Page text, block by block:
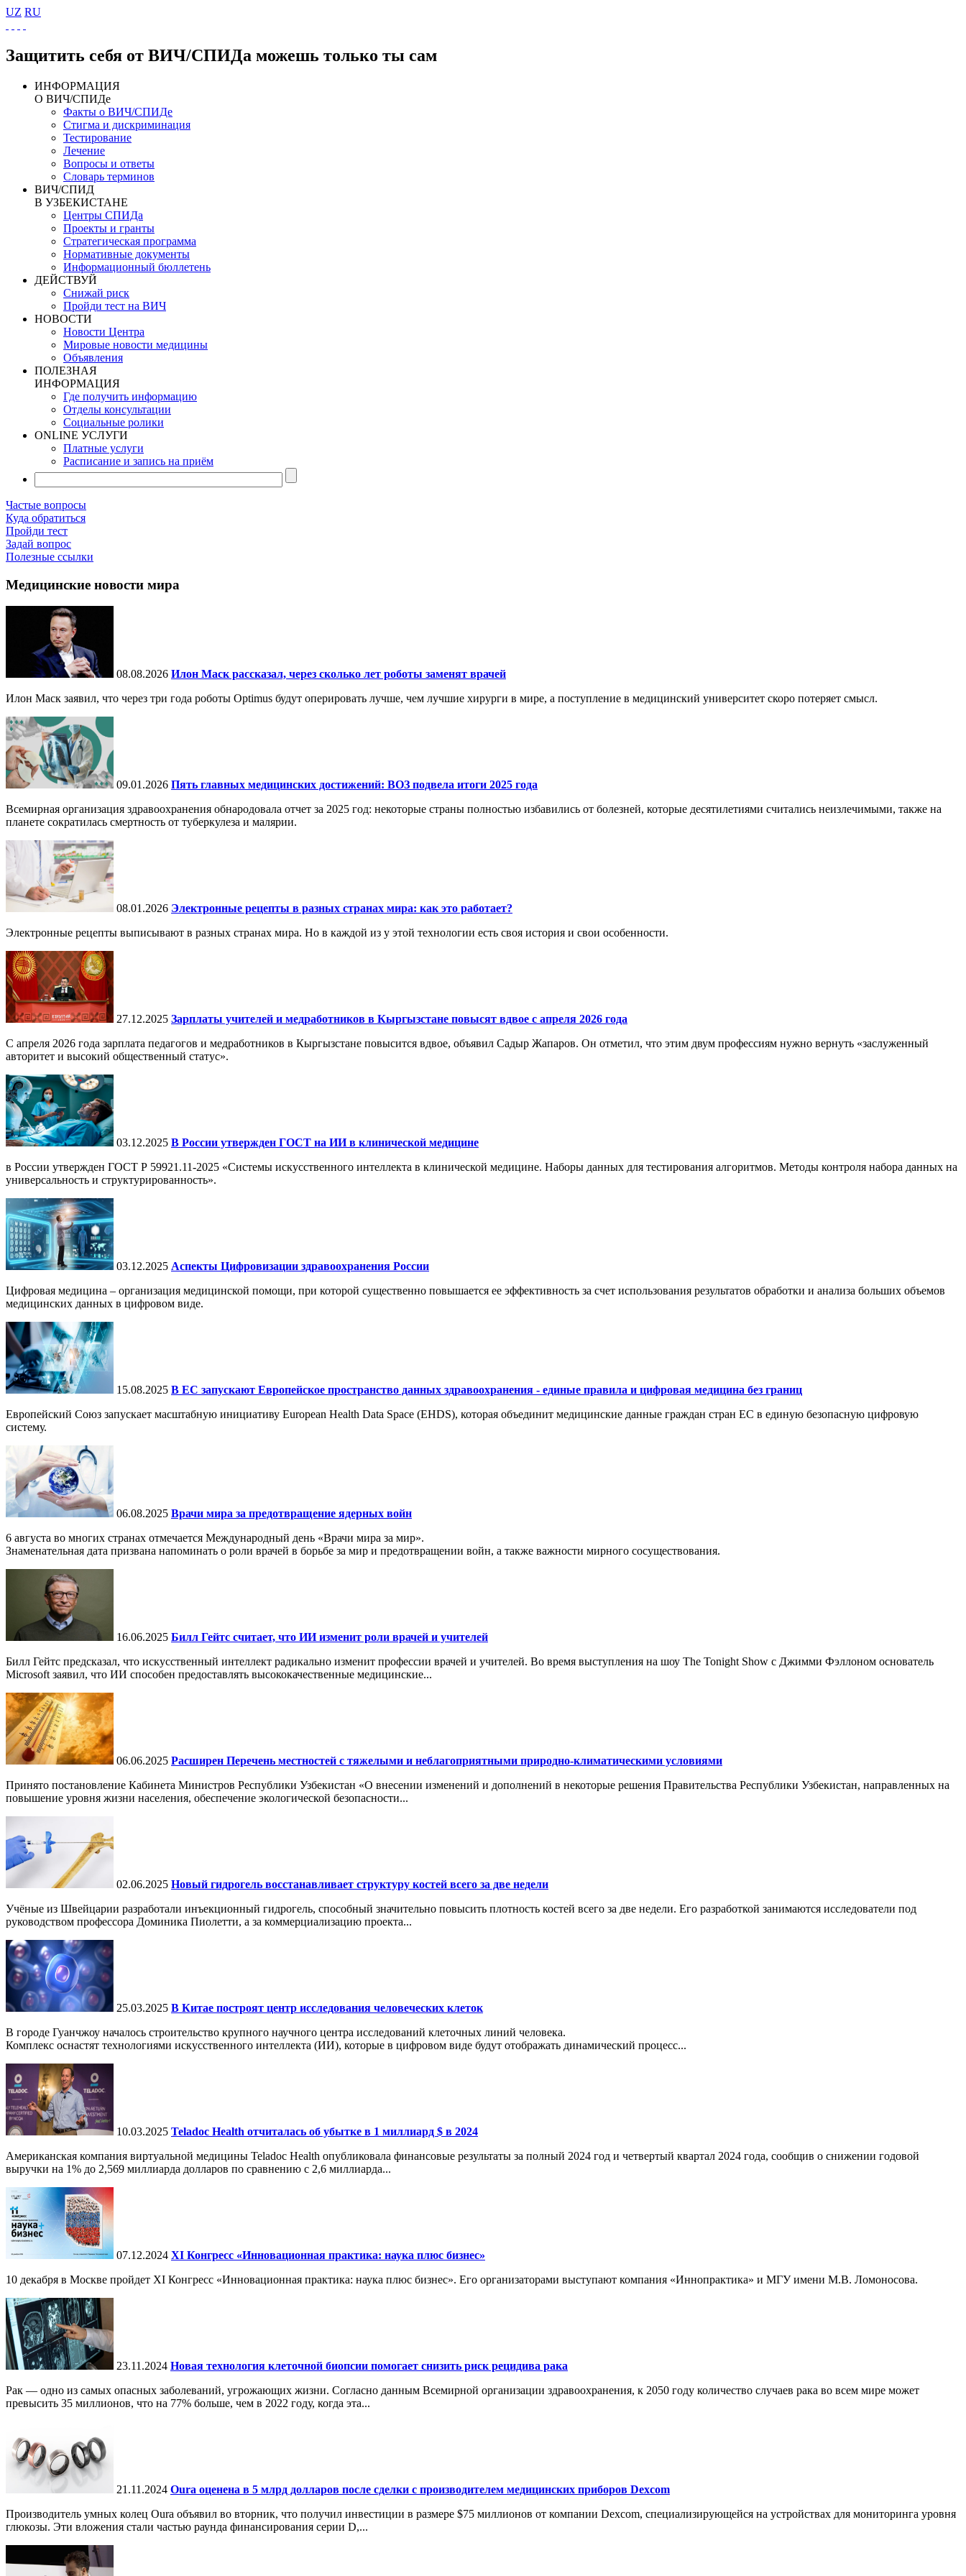
UZ RU
Защитить себя от ВИЧ/СПИДа можешь только ты сам
ИНФОРМАЦИЯ
О ВИЧ/СПИДе
Факты о ВИЧ/СПИДе
Стигма и дискриминация
Тестирование
Лечение
Вопросы и ответы
Словарь терминов
ВИЧ/СПИД
В УЗБЕКИСТАНЕ
Центры СПИДа
Проекты и гранты
Стратегическая программа
Нормативные документы
Информационный бюллетень
ДЕЙСТВУЙ
Снижай риск
Пройди тест на ВИЧ
НОВОСТИ
Новости Центра
Мировые новости медицины
Объявления
ПОЛЕЗНАЯ
ИНФОРМАЦИЯ
Где получить информацию
Отделы консультации
Социальные ролики
ONLINE УСЛУГИ
Платные услуги
Расписание и запись на приём
Частые вопросы
Куда обратиться
Пройди тест
Задай вопрос
Полезные ссылки
Медицинские новости мира
08.08.2026 Илон Маск рассказал, через сколько лет роботы заменят врачей
Илон Маск заявил, что через три года роботы Optimus будут оперировать лучше, чем лучшие хирурги в мире, а поступление в медицинский университет скоро потеряет смысл.
09.01.2026 Пять главных медицинских достижений: ВОЗ подвела итоги 2025 года
Всемирная организация здравоохранения обнародовала отчет за 2025 год: некоторые страны полностью избавились от болезней, которые десятилетиями считались неизлечимыми, также на
планете сократилась смертность от туберкулеза и малярии.
08.01.2026 Электронные рецепты в разных странах мира: как это работает?
Электронные рецепты выписывают в разных странах мира. Но в каждой из у этой технологии есть своя история и свои особенности.
27.12.2025 Зарплаты учителей и медработников в Кыргызстане повысят вдвое с апреля 2026 года
С апреля 2026 года зарплата педагогов и медработников в Кыргызстане повысится вдвое, объявил Садыр Жапаров. Он отметил, что этим двум профессиям нужно вернуть «заслуженный
авторитет и высокий общественный статус».
03.12.2025 В России утвержден ГОСТ на ИИ в клинической медицине
в России утвержден ГОСТ Р 59921.11-2025 «Системы искусственного интеллекта в клинической медицине. Наборы данных для тестирования алгоритмов. Методы контроля набора данных на
универсальность и структурированность».
03.12.2025 Аспекты Цифровизации здравоохранения России
Цифровая медицина – организация медицинской помощи, при которой существенно повышается ее эффективность за счет использования результатов обработки и анализа больших объемов
медицинских данных в цифровом виде.
15.08.2025 В ЕС запускают Европейское пространство данных здравоохранения - единые правила и цифровая медицина без границ
Европейский Союз запускает масштабную инициативу European Health Data Space (EHDS), которая объединит медицинские данные граждан стран ЕС в единую безопасную цифровую
систему.
06.08.2025 Врачи мира за предотвращение ядерных войн
6 августа во многих странах отмечается Международный день «Врачи мира за мир».
Знаменательная дата призвана напоминать о роли врачей в борьбе за мир и предотвращении войн, а также важности мирного сосуществования.
16.06.2025 Билл Гейтс считает, что ИИ изменит роли врачей и учителей
Билл Гейтс предсказал, что искусственный интеллект радикально изменит профессии врачей и учителей. Во время выступления на шоу The Tonight Show с Джимми Фэллоном основатель
Microsoft заявил, что ИИ способен предоставлять высококачественные медицинские...
06.06.2025 Расширен Перечень местностей с тяжелыми и неблагоприятными природно-климатическими условиями
Принято постановление Кабинета Министров Республики Узбекистан «О внесении изменений и дополнений в некоторые решения Правительства Республики Узбекистан, направленных на
повышение уровня жизни населения, обеспечение экологической безопасности...
02.06.2025 Новый гидрогель восстанавливает структуру костей всего за две недели
Учёные из Швейцарии разработали инъекционный гидрогель, способный значительно повысить плотность костей всего за две недели. Его разработкой занимаются исследователи под
руководством профессора Доминика Пиолетти, а за коммерциализацию проекта...
25.03.2025 В Китае построят центр исследования человеческих клеток
В городе Гуанчжоу началось строительство крупного научного центра исследований клеточных линий человека.
Комплекс оснастят технологиями искусственного интеллекта (ИИ), которые в цифровом виде будут отображать динамический процесс...
10.03.2025 Teladoc Health отчиталась об убытке в 1 миллиард $ в 2024
Американская компания виртуальной медицины Teladoc Health опубликовала финансовые результаты за полный 2024 год и четвертый квартал 2024 года, сообщив о снижении годовой
выручки на 1% до 2,569 миллиарда долларов по сравнению с 2,6 миллиарда...
07.12.2024 ХI Конгресс «Инновационная практика: наука плюс бизнес»
10 декабря в Москве пройдет XI Конгресс «Инновационная практика: наука плюс бизнес». Его организаторами выступают компания «Иннопрактика» и МГУ имени М.В. Ломоносова.
23.11.2024 Новая технология клеточной биопсии помогает снизить риск рецидива рака
Рак — одно из самых опасных заболеваний, угрожающих жизни. Согласно данным Всемирной организации здравоохранения, к 2050 году количество случаев рака во всем мире может
превысить 35 миллионов, что на 77% больше, чем в 2022 году, когда эта...
21.11.2024 Oura оценена в 5 млрд долларов после сделки с производителем медицинских приборов Dexcom
Производитель умных колец Oura объявил во вторник, что получил инвестиции в размере $75 миллионов от компании Dexcom, специализирующейся на устройствах для мониторинга уровня
глюкозы. Эти вложения стали частью раунда финансирования серии D,...